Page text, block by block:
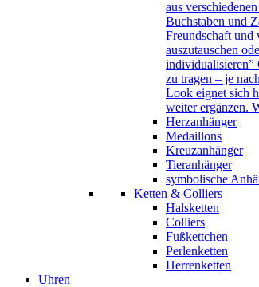
aus
Buchstaben und
Freundschaft und
auszutauschen
individualisieren”
zu tragen – je
Look eignet sich
weiter ergänzen.
Herzanhänger
Medaillons
Kreuzanhänger
Tieranhänger
symbolische
Ketten & Colliers
Halsketten
Colliers
Fußkettchen
Perlenketten
Herrenketten
Uhren